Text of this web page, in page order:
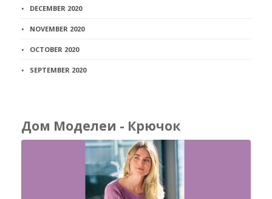
DECEMBER 2020
NOVEMBER 2020
OCTOBER 2020
SEPTEMBER 2020
Дом Моделеи - Крючок